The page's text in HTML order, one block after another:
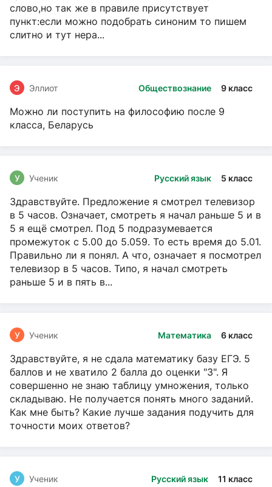
слово,но так же в правиле присутствует
пункт:если можно подобрать синоним то пишем
слитно и тут нера...
Обществознание 9 класс
Э Эллиот
Можно ли поступить на философию после 9
класса, Беларусь
Русский язык 5 класс
У Ученик
Здравствуйте. Предложение я смотрел телевизор
в 5 часов. Означает, смотреть я начал раньше 5 и в
5 я ещё смотрел. Под 5 подразумевается
промежуток с 5.00 до 5.059. То есть время до 5.01.
Правильно ли я понял. А что, означает я посмотрел
телевизор в 5 часов. Типо, я начал смотреть
раньше 5 и в пять в...
Математика 6 класс
У Ученик
Здравствуйте, я не сдала математику базу ЕГЭ. 5
баллов и не хватило 2 балла до оценки "3". Я
совершенно не знаю таблицу умножения, только
складываю. Не получается понять много заданий.
Как мне быть? Какие лучше задания подучить для
точности моих ответов?
Русский язык 11 класс
У Ученик